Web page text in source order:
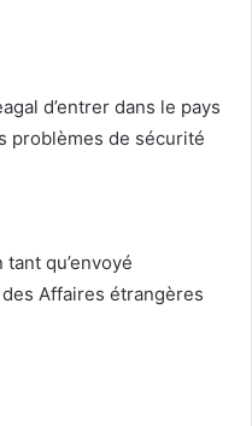
d’entrer dans le pays
problèmes de sécurité
qu’envoyé
Affaires étrangères